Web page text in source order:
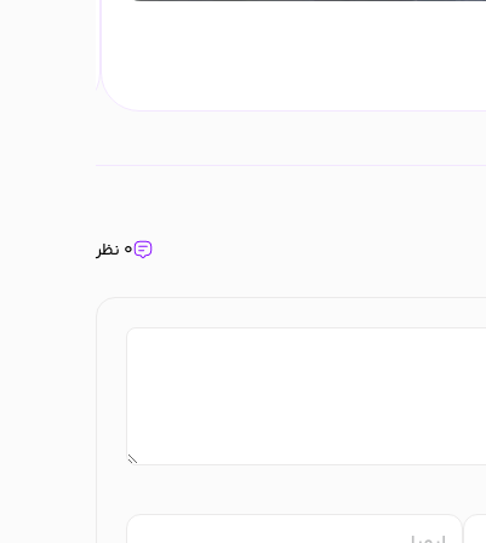
۰ نظر